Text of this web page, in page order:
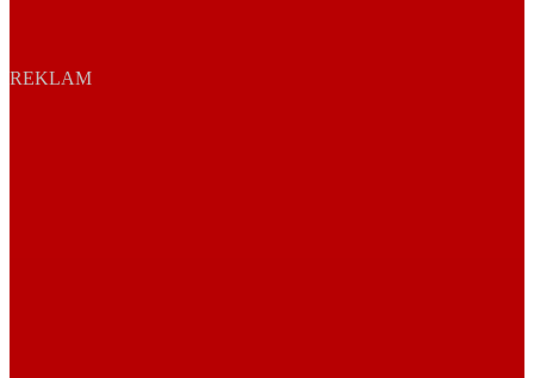
REKLAM